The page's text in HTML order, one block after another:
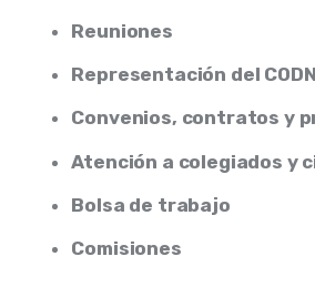
Reuniones
Representación del
Convenios, contratos y
Atención a colegiados y
Bolsa de trabajo
Comisiones